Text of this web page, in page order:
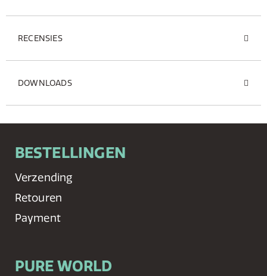
RECENSIES
DOWNLOADS
BESTELLINGEN
Verzending
Retouren
Payment
PURE WORLD